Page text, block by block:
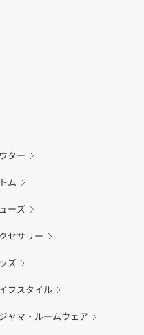
ター
ム
ーズ
セサリー
ズ
フスタイル
ャマ・ルームウェア